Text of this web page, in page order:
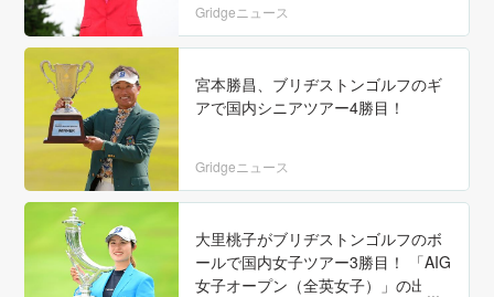
Gridgeニュース
宮本勝昌、ブリヂストンゴルフのギ
アで国内シニアツアー4勝目！
Gridgeニュース
大里桃子がブリヂストンゴルフのボ
ールで国内女子ツアー3勝目！ 「AIG
女子オープン（全英女子）」の出場